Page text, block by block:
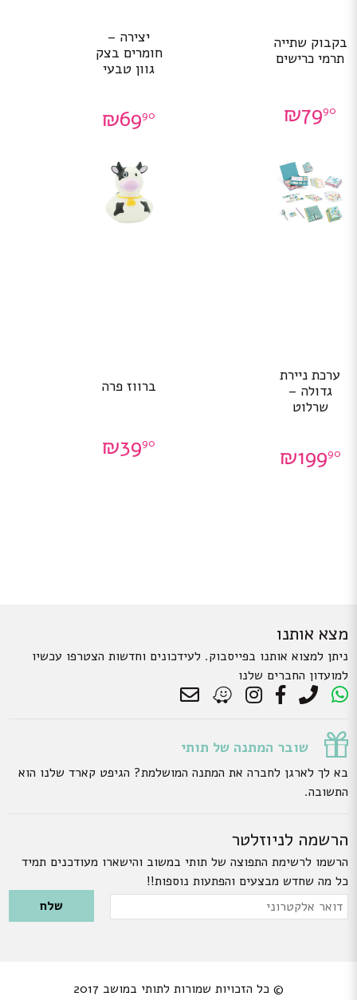
בקבוק שתייה
תרמי כרישים
₪7990
יצירה –
חומרים בצק
גוון טבעי
₪6990
ערכת ניירת
גדולה –
שרלוט
₪19990
ברווז פרה
₪3990
מצא אותנו
ניתן למצוא אותנו בפייסבוק. לעידכונים וחדשות הצטרפו עכשיו
למועדון החברים שלנו
שובר המתנה של תותי
בא לך לארגן לחברה את המתנה המושלמת? הגיפט קארד שלנו הוא
התשובה.
הרשמה לניוזלטר
הרשמו לרשימת התפוצה של תותי במשוב והישארו מעודכנים תמיד
כל מה שחדש מבצעים והפתעות נוספות!!
Please leave this field empty.
דואר
© כל הזכויות שמורות לתותי במושב 2017